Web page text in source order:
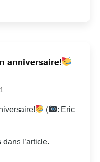
anniversaire!
(
: Eric
dans l’article.